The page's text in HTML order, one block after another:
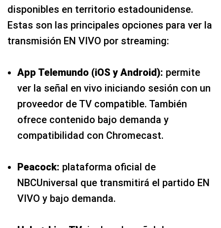
disponibles en territorio estadounidense.
Estas son las principales opciones para ver la
transmisión EN VIVO por streaming:
App Telemundo (iOS y Android): permite
ver la señal en vivo iniciando sesión con un
proveedor de TV compatible. También
ofrece contenido bajo demanda y
compatibilidad con Chromecast.
Peacock: plataforma oficial de
NBCUniversal que transmitirá el partido EN
VIVO y bajo demanda.